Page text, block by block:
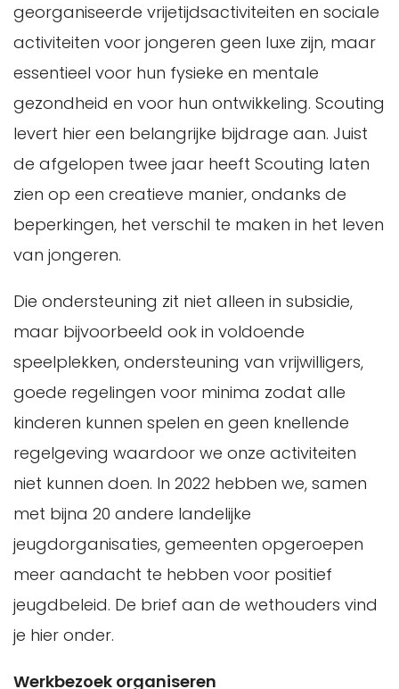
georganiseerde vrijetijdsactiviteiten en sociale
activiteiten voor jongeren geen luxe zijn, maar
essentieel voor hun fysieke en mentale
gezondheid en voor hun ontwikkeling. Scouting
levert hier een belangrijke bijdrage aan. Juist
de afgelopen twee jaar heeft Scouting laten
zien op een creatieve manier, ondanks de
beperkingen, het verschil te maken in het leven
van jongeren.
Die ondersteuning zit niet alleen in subsidie,
maar bijvoorbeeld ook in voldoende
speelplekken, ondersteuning van vrijwilligers,
goede regelingen voor minima zodat alle
kinderen kunnen spelen en geen knellende
regelgeving waardoor we onze activiteiten
niet kunnen doen. In 2022 hebben we, samen
met bijna 20 andere landelijke
jeugdorganisaties, gemeenten opgeroepen
meer aandacht te hebben voor positief
jeugdbeleid. De brief aan de wethouders vind
je hier onder.
Werkbezoek organiseren